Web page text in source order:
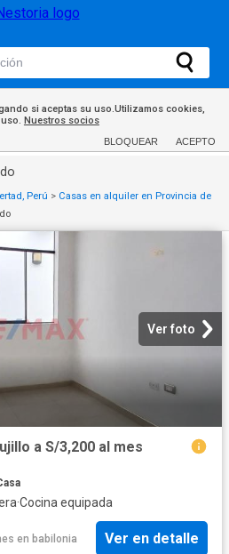
si aceptas su uso.Utilizamos cookies,
Nuestros socios
BLOQUEAR ACEPTO
Perú > Casas en alquiler en Provincia de
Ver foto
a S/3,200 al mes
·Cocina equipada
en babilonia Ver en detalle